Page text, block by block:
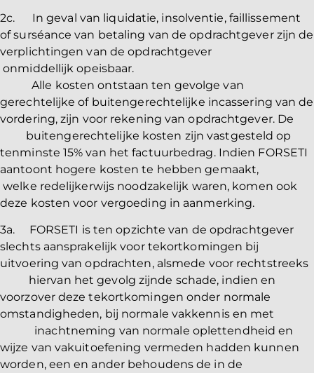
2c. In geval van liquidatie, insolventie, faillissement
of surséance van betaling van de opdrachtgever zijn de
verplichtingen van de opdrachtgever
onmiddellijk opeisbaar.
Alle kosten ontstaan ten gevolge van
gerechtelijke of buitengerechtelijke incassering van de
vordering, zijn voor rekening van opdrachtgever. De
buitengerechtelijke kosten zijn vastgesteld op
tenminste 15% van het factuurbedrag. Indien FORSETI
aantoont hogere kosten te hebben gemaakt,
welke redelijkerwijs noodzakelijk waren, komen ook
deze kosten voor vergoeding in aanmerking.
3a. FORSETI is ten opzichte van de opdrachtgever
slechts aansprakelijk voor tekortkomingen bij
uitvoering van opdrachten, alsmede voor rechtstreeks
hiervan het gevolg zijnde schade, indien en
voorzover deze tekortkomingen onder normale
omstandigheden, bij normale vakkennis en met
inachtneming van normale oplettendheid en
wijze van vakuitoefening vermeden hadden kunnen
worden, een en ander behoudens de in de